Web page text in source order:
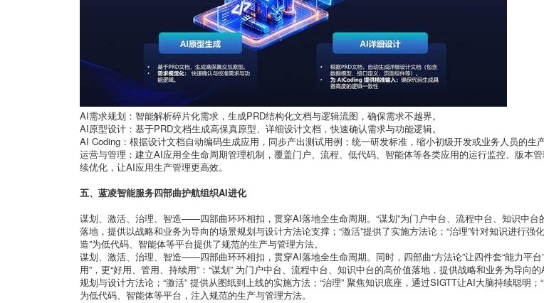
AI需求规划：智能解析碎片化需求，生成PRD结构化文档与逻辑流图，确保需求不越界。
AI原型设计：基于PRD文档生成高保真原型、详细设计文档，快速确认需求与功能逻辑。
AI Coding：根据设计文档自动编码生成应用，同步产出测试用例；统一研发标准，缩小初级开发或业务人员的生产
运营与管理：建立AI应用全生命周期管理机制，覆盖门户、流程、低代码、智能体等各类应用的运行监控、版本
续优化，让AI应用生产管理更高效。
五、蓝凌智能服务四部曲护航组织AI进化
谋划、激活、治理、智造——四部曲环环相扣，贯穿AI落地全生命周期。“谋划”为门户中台、流程中台、知识中台
落地，提供以战略和业务为导向的场景规划与设计方法论支撑；“激活”提供了实施方法论；“治理”针对知识进行强
造”为低代码、智能体等平台提供了规范的生产与管理方法。
谋划、激活、治理、智造——四部曲环环相扣，贯穿AI落地全生命周期。同时，四部曲“方法论”让四件套“能力平台
用”，更“好用、管用、持续用”：“谋划” 为门户中台、流程中台、知识中台的高价值落地，提供战略和业务为导向
规划与设计方法论；“激活” 提供从图纸到上线的实施方法；“治理” 聚焦知识底座，通过SIGTT让AI大脑持续聪明；
为低代码、智能体等平台，注入规范的生产与管理方法。